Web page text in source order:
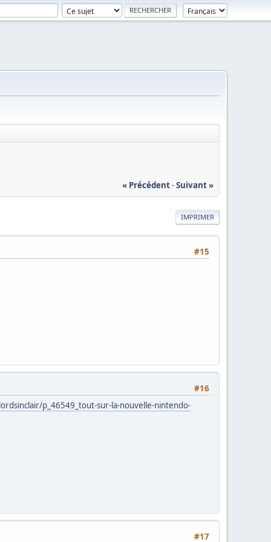
« Précédent-Suivant »
IMPRIMER
#15
#16
p_46549_tout-sur-la-nouvelle-nintendo-
#17